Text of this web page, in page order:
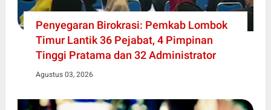
Penyegaran Birokrasi: Pemkab Lombok
Timur Lantik 36 Pejabat, 4 Pimpinan
Tinggi Pratama dan 32 Administrator
Agustus 03, 2026